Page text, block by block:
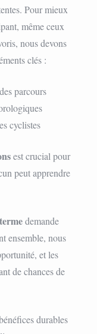
Pour mieux
même ceux
nous devons
clés :
parcours
cyclistes
est crucial pour
peut apprendre
demande
ensemble, nous
et les
de chances de
durables